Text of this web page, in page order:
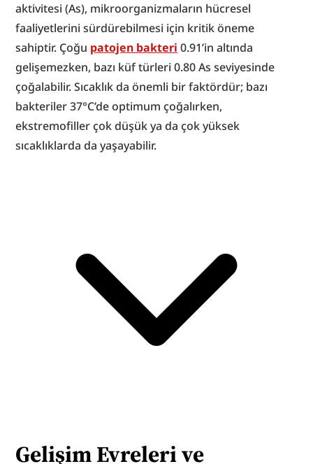
aktivitesi (As), mikroorganizmaların hücresel
faaliyetlerini sürdürebilmesi için kritik öneme
sahiptir. Çoğu patojen bakteri 0.91’in altında
gelişemezken, bazı küf türleri 0.80 As seviyesinde
çoğalabilir. Sıcaklık da önemli bir faktördür; bazı
bakteriler 37°C’de optimum çoğalırken,
ekstremofiller çok düşük ya da çok yüksek
sıcaklıklarda da yaşayabilir.
Gelişim Evreleri ve